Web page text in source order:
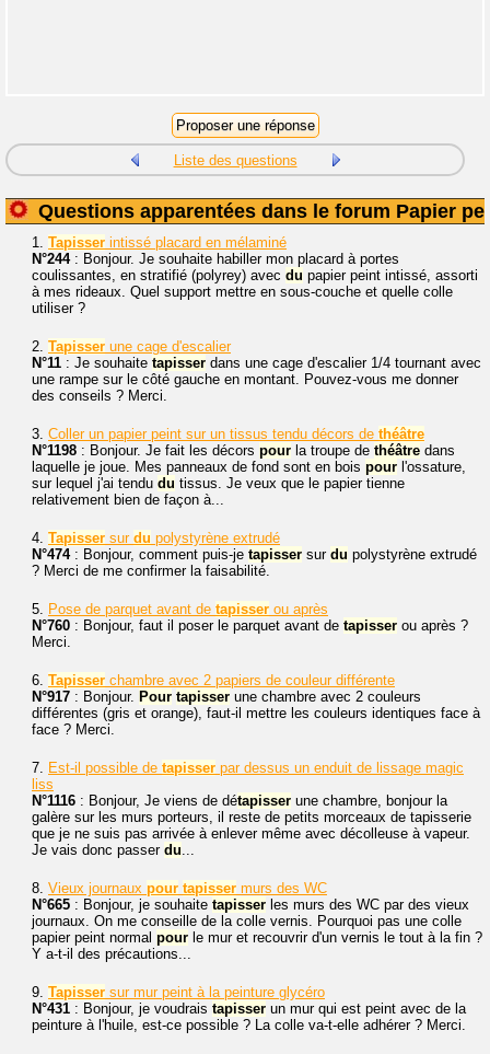
Liste des questions
Questions apparentées dans le forum Papier
1. Tapisser intissé placard en mélaminé
N°244: Bonjour. Je souhaite habiller mon placard à portes
coulissantes, en stratifié (polyrey) avec du papier peint intissé, assorti
à mes rideaux. Quel support mettre en sous-couche et quelle colle
utiliser ?
2. Tapisser une cage d'escalier
N°11 : Je souhaite tapisser dans une cage d'escalier 1/4 tournant avec
une rampe sur le côté gauche en montant. Pouvez-vous me donner
des conseils ? Merci.
3. Coller un papier peint sur un tissus tendu décors de théâtre
N°1198 : Bonjour. Je fait les décors pour la troupe de théâtre dans
laquelle je joue. Mes panneaux de fond sont en bois pour l'ossature,
sur lequel j'ai tendu du tissus. Je veux que le papier tienne
relativement bien de façon à...
4. Tapisser sur du polystyrène extrudé
N°474: Bonjour, comment puis-je tapisser sur du polystyrène extrudé
? Merci de me confirmer la faisabilité.
5. Pose de parquet avant de tapisser ou après
N°760 : Bonjour, faut il poser le parquet avant de tapisser ou après ?
Merci.
6. Tapisser chambre avec 2 papiers de couleur différente
N°917 : Bonjour. Pour tapisser une chambre avec 2 couleurs
différentes (gris et orange), faut-il mettre les couleurs identiques face à
face ? Merci.
7. Est-il possible de tapisser par dessus un enduit de lissage magic
liss
N°1116 : Bonjour, Je viens de détapisser une chambre, bonjour la
galère sur les murs porteurs, il reste de petits morceaux de tapisserie
que je ne suis pas arrivée à enlever même avec décolleuse à vapeur.
Je vais donc passer du...
8. Vieux journaux pour tapisser murs des WC
N°665 : Bonjour, je souhaite tapisser les murs des WC par des vieux
journaux. On me conseille de la colle vernis. Pourquoi pas une colle
papier peint normal pour le mur et recouvrir d'un vernis le tout à la fin ?
Y a-t-il des précautions...
9. Tapisser sur mur peint à la peinture glycéro
N°431 : Bonjour, je voudrais tapisser un mur qui est peint avec de la
peinture à l'huile, est-ce possible ? La colle va-t-elle adhérer ? Merci.